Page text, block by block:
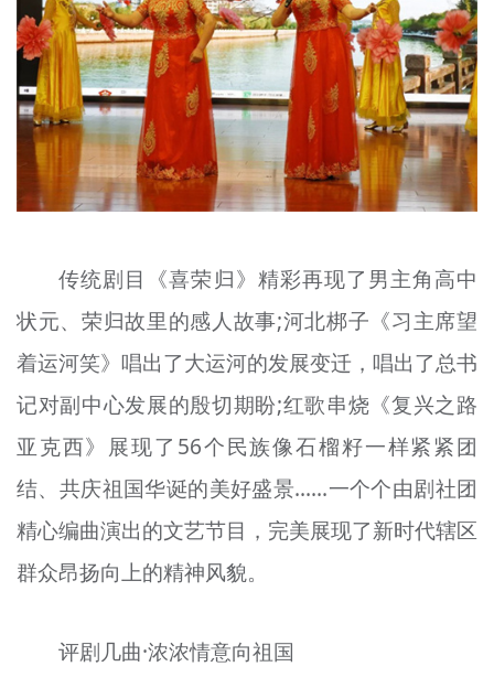
传统剧目《喜荣归》精彩再现了男主角高中
状元、荣归故里的感人故事;河北梆子《习主席望
着运河笑》唱出了大运河的发展变迁，唱出了总书
记对副中心发展的殷切期盼;红歌串烧《复兴之路
亚克西》展现了56个民族像石榴籽一样紧紧团
结、共庆祖国华诞的美好盛景......一个个由剧社团
精心编曲演出的文艺节目，完美展现了新时代辖区
群众昂扬向上的精神风貌。
评剧几曲·浓浓情意向祖国